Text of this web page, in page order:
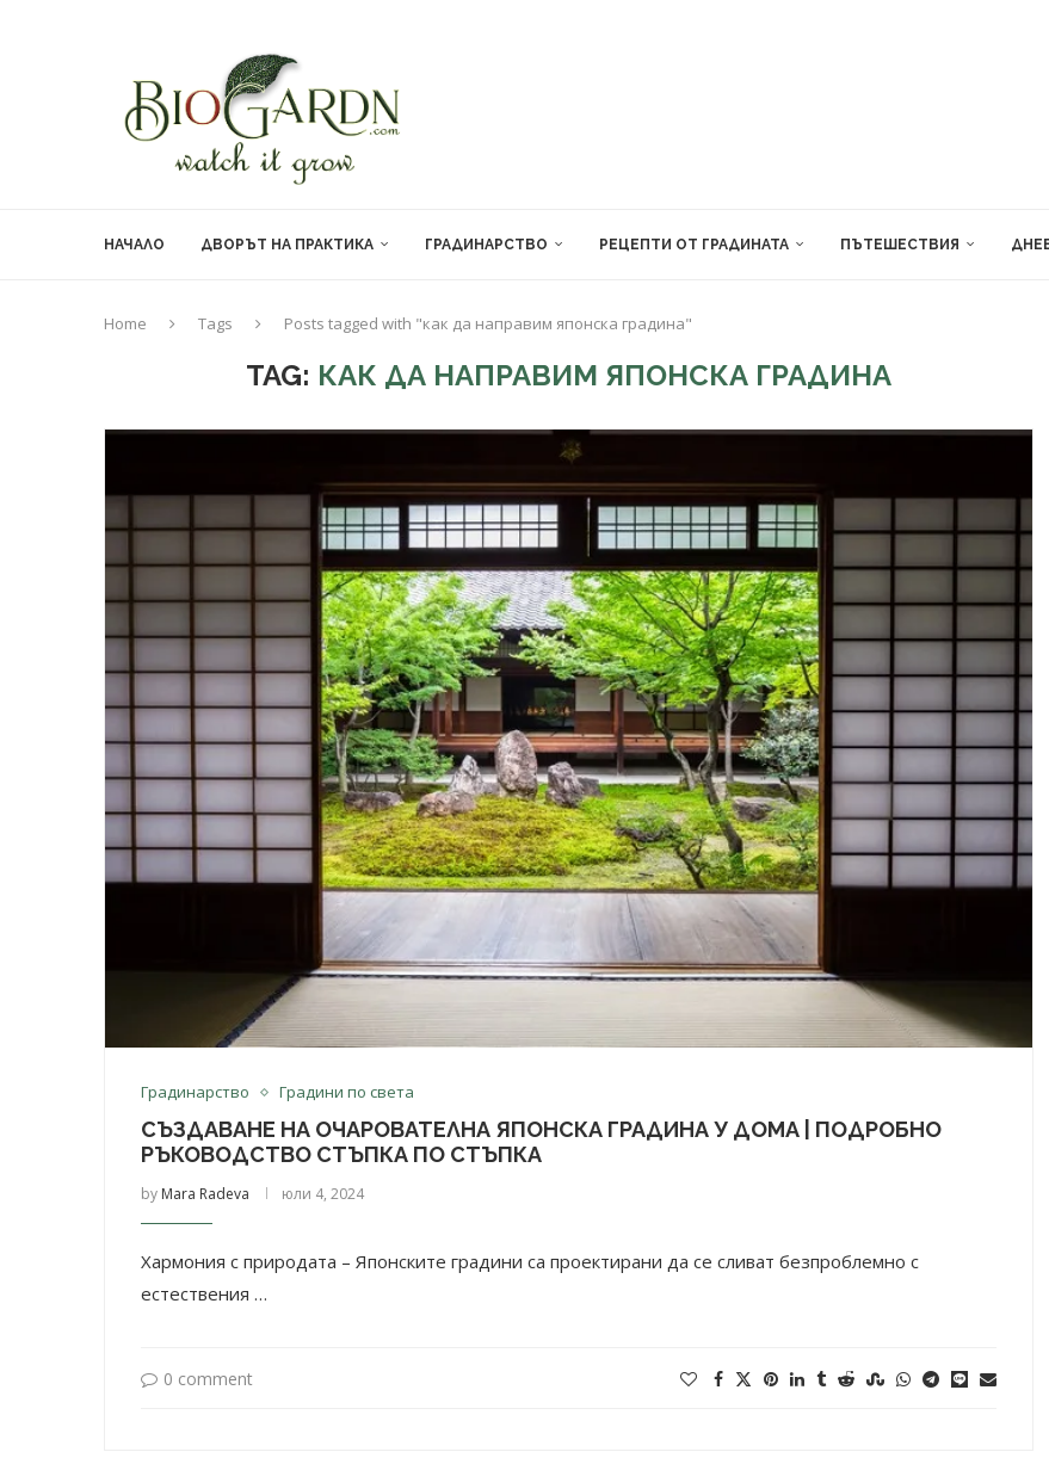
НАЧАЛО ДВОРЪТ НА ПРАКТИКА ГРАДИНАРСТВО РЕЦЕПТИ ОТ ГРАДИНАТА ПЪТЕШЕСТВИЯ
Home Tags Posts tagged with "как да направим японска градина"
TAG: КАК ДА НАПРАВИМ ЯПОНСКА ГРАДИНА
Градинарство Градини по света
СЪЗДАВАНЕ НА ОЧАРОВАТЕЛНА ЯПОНСКА ГРАДИНА У ДОМА | ПОДРОБНО
РЪКОВОДСТВО СТЪПКА ПО СТЪПКА
by Mara Radeva юли 4, 2024
Хармония с природата – Японските градини са проектирани да се сливат безпроблемно с
естествения …
0 comment